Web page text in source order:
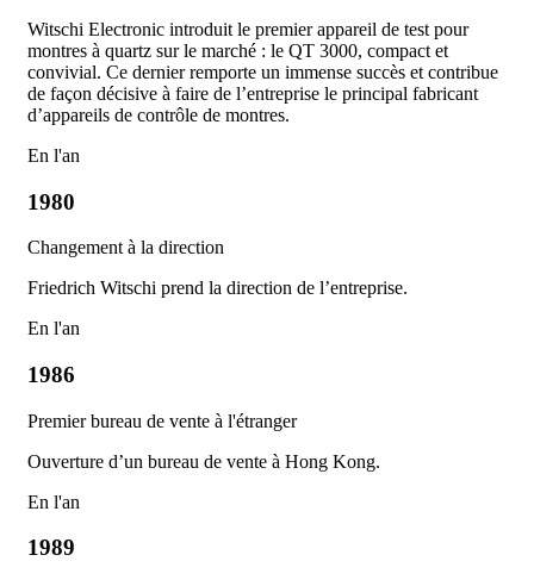
Witschi Electronic introduit le premier appareil de test pour
montres à quartz sur le marché : le QT 3000, compact et
convivial. Ce dernier remporte un immense succès et contribue
de façon décisive à faire de l’entreprise le principal fabricant
d’appareils de contrôle de montres.
En l'an
1980
Changement à la direction
Friedrich Witschi prend la direction de l’entreprise.
En l'an
1986
Premier bureau de vente à l'étranger
Ouverture d’un bureau de vente à Hong Kong.
En l'an
1989